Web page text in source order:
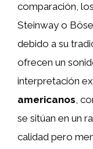
comparación, los
Steinway o
debido a su
ofrecen un
interpretación
americanos,
se sitúan en un
calidad pero